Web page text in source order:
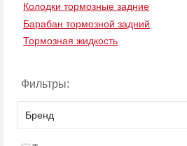
Колодки тормозные задние
Барабан тормозной задний
Тормозная жидкость
Фильтры:
Бренд